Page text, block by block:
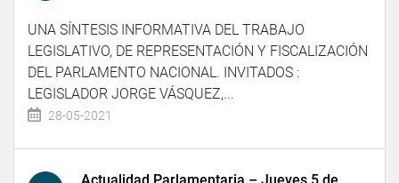
UNA SÍNTESIS INFORMATIVA DEL TRABAJO
LEGISLATIVO, DE REPRESENTACIÓN Y FISCALIZACIÓN
DEL PARLAMENTO NACIONAL. INVITADOS :
LEGISLADOR JORGE VÁSQUEZ,...
28-05-2021